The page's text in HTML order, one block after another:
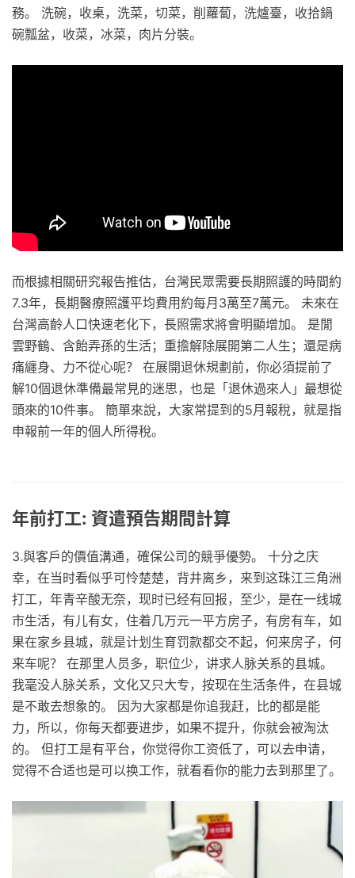
務。 洗碗，收桌，洗菜，切菜，削蘿蔔，洗爐臺，收拾鍋
碗瓢盆，收菜，冰菜，肉片分裝。
而根據相關研究報告推估，台灣民眾需要長期照護的時間約
7.3年，長期醫療照護平均費用約每月3萬至7萬元。 未來在
台灣高齡人口快速老化下，長照需求將會明顯增加。 是閒
雲野鶴、含飴弄孫的生活；重擔解除展開第二人生；還是病
痛纏身、力不從心呢？ 在展開退休規劃前，你必須提前了
解10個退休準備最常見的迷思，也是「退休過來人」最想從
頭來的10件事。 簡單來說，大家常提到的5月報稅，就是指
申報前一年的個人所得稅。
年前打工: 資遣預告期間計算
3.與客戶的價值溝通，確保公司的競爭優勢。 十分之庆
幸，在当时看似乎可怜楚楚，背井离乡，来到这珠江三角洲
打工，年青辛酸无奈，现时已经有回报，至少，是在一线城
市生活，有儿有女，住着几万元一平方房子，有房有车，如
果在家乡县城，就是计划生育罚款都交不起，何来房子，何
来车呢？ 在那里人员多，职位少，讲求人脉关系的县城。
我毫没人脉关系，文化又只大专，按现在生活条件，在县城
是不敢去想象的。 因为大家都是你追我赶，比的都是能
力，所以，你每天都要进步，如果不提升，你就会被淘汰
的。 但打工是有平台，你觉得你工资低了，可以去申请，
觉得不合适也是可以换工作，就看看你的能力去到那里了。